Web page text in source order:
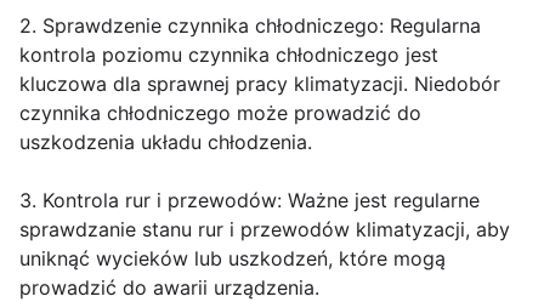
2. Sprawdzenie czynnika chłodniczego: Regularna
kontrola poziomu czynnika chłodniczego jest
kluczowa dla sprawnej pracy klimatyzacji. Niedobór
czynnika chłodniczego może prowadzić do
uszkodzenia układu chłodzenia.
3. Kontrola rur i przewodów: Ważne jest regularne
sprawdzanie stanu rur i przewodów klimatyzacji, aby
uniknąć wycieków lub uszkodzeń, które mogą
prowadzić do awarii urządzenia.